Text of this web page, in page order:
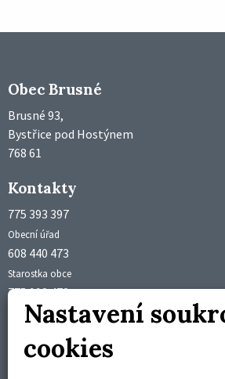
Obec Brusné
Brusné 93,
Bystřice pod Hostýnem
768 61
Kontakty
775 393 397
Obecní úřad
608 440 473
Starostka obce
775 992 473
Účetní obce
starosta@brusne.cz
Nastavení
cookies